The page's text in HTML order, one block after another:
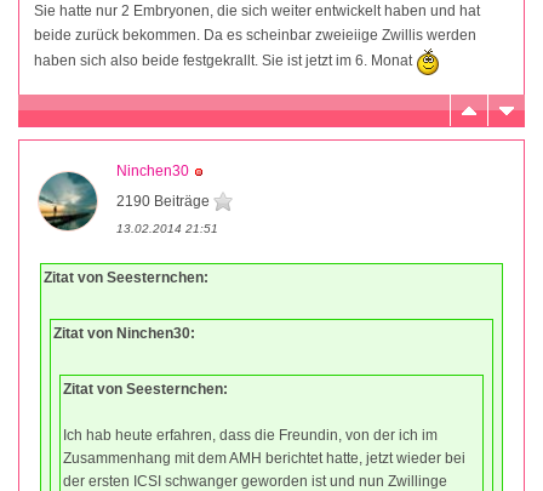
Sie hatte nur 2 Embryonen, die sich weiter entwickelt haben und hat
beide zurück bekommen. Da es scheinbar zweieiige Zwillis werden
haben sich also beide festgekrallt. Sie ist jetzt im 6. Monat
Ninchen30
2190 Beiträge
13.02.2014 21:51
Zitat von Seesternchen:
Zitat von Ninchen30:
Zitat von Seesternchen:
Ich hab heute erfahren, dass die Freundin, von der ich im
Zusammenhang mit dem AMH berichtet hatte, jetzt wieder bei
der ersten ICSI schwanger geworden ist und nun Zwillinge